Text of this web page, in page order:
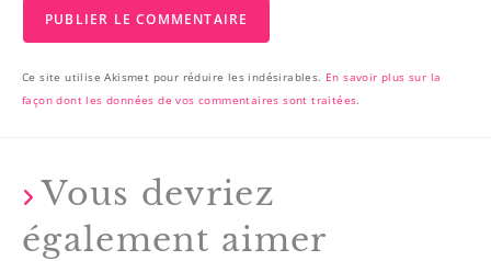
Ce site utilise Akismet pour réduire les indésirables. En savoir plus sur la
façon dont les données de vos commentaires sont traitées.
Vous devriez
également aimer